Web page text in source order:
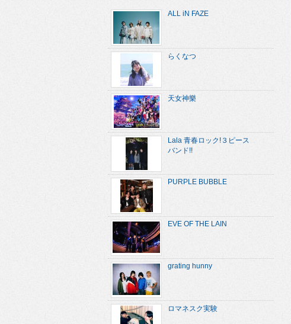
ALL iN FAZE
らくなつ
天女神樂
Lala 青春ロック!３ピース
バンド!!
PURPLE BUBBLE
EVE OF THE LAIN
grating hunny
ロマネスク実験